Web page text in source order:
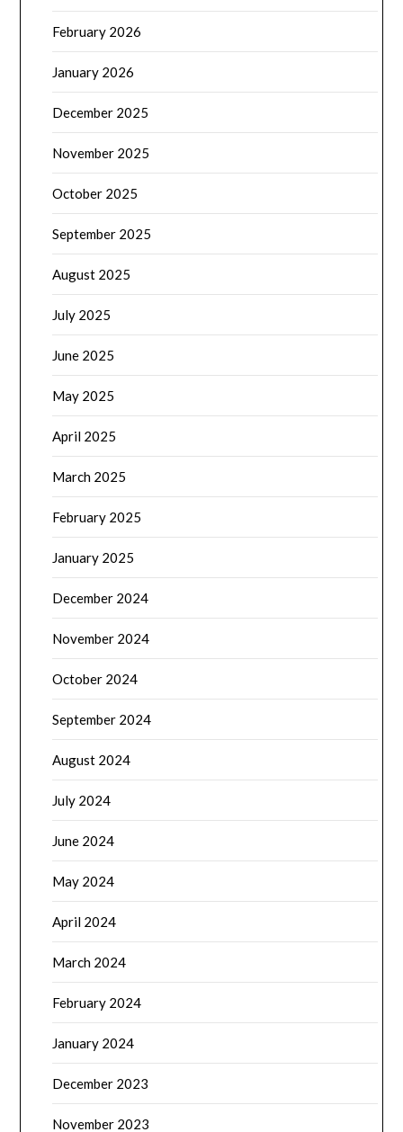
February 2026
January 2026
December 2025
November 2025
October 2025
September 2025
August 2025
July 2025
June 2025
May 2025
April 2025
March 2025
February 2025
January 2025
December 2024
November 2024
October 2024
September 2024
August 2024
July 2024
June 2024
May 2024
April 2024
March 2024
February 2024
January 2024
December 2023
November 2023